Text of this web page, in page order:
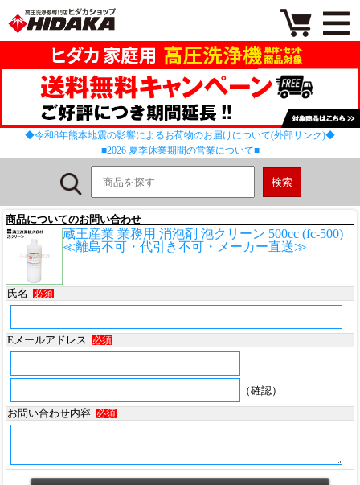
◆令和8年熊本地震の影響によるお荷物のお届けについて(外部リンク)◆
■2026 夏季休業期間の営業について■
商品についてのお問い合わせ
蔵王産業 業務用 消泡剤 泡クリーン 500cc (fc-500)
≪離島不可・代引き不可・メーカー直送≫
氏名 必須
Eメールアドレス 必須
（確認）
お問い合わせ内容
必須